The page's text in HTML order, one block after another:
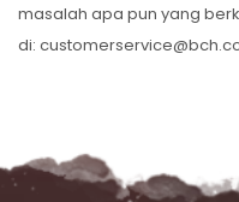
masalah apa pun yang
di: